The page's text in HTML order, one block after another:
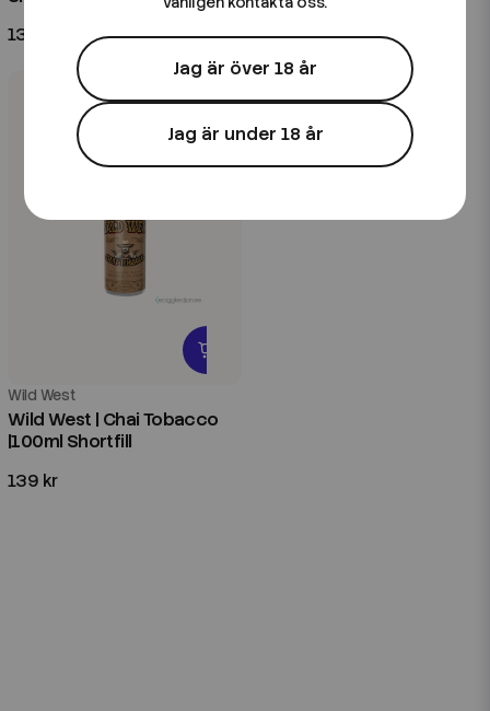
139 kr
139 kr
Wild West
Wild West | Chai Tobacco
|100ml Shortfill
139 kr
Jag är över 18 år
Jag är under 18 år